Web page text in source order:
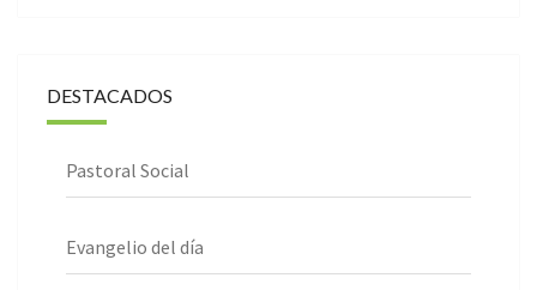
DESTACADOS
Pastoral Social
Evangelio del día